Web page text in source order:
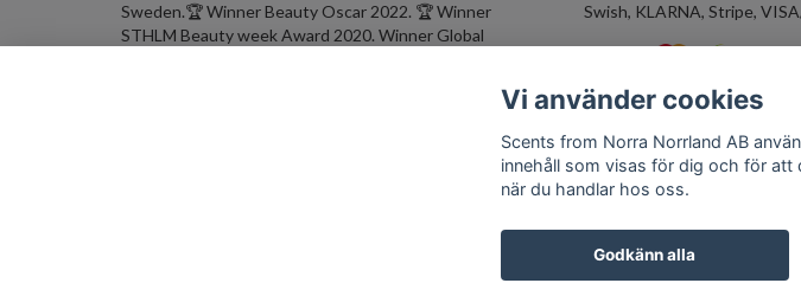
Sweden.🏆 Winner Beauty Oscar 2022. 🏆 Winner
STHLM Beauty week Award 2020. Winner Global
Swish, KLARNA, Stripe,
Väldoftande Nyhetsbrev Skriv in din E-postadress, få 10%
rabatt på ett välkomst-köp. Häng med in i den arktiska
Vi använder cookies
Scents from Norra Norrland AB
innehåll som visas för dig och för att
när du handlar hos oss.
Godkänn alla